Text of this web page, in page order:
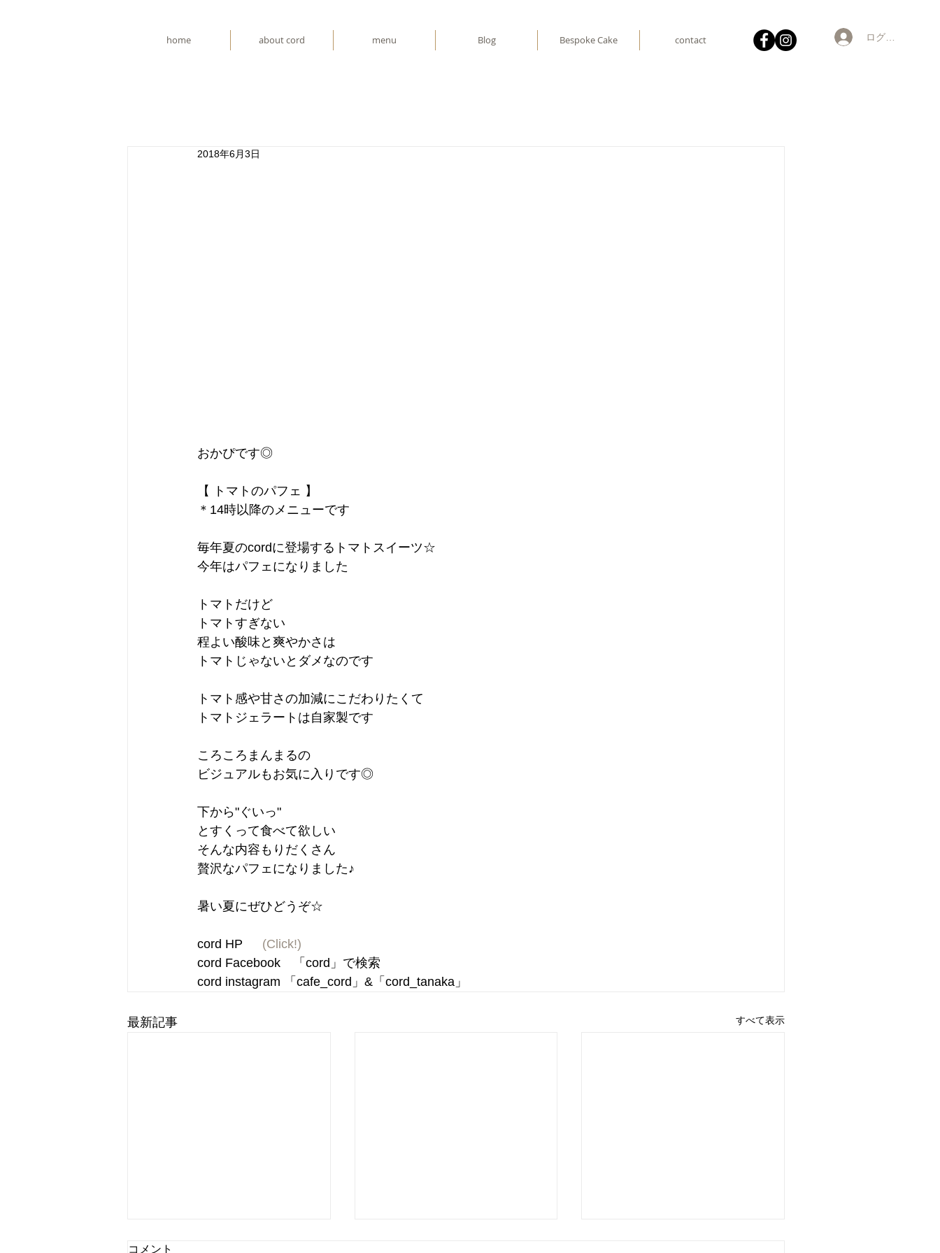
home about cord menu Blog Bespoke Cake contact ログイン
2018年6月3日
おかぴです◎
【 トマトのパフェ 】
＊14時以降のメニューです
毎年夏のcordに登場するトマトスイーツ☆
今年はパフェになりました
トマトだけど
トマトすぎない
程よい酸味と爽やかさは
トマトじゃないとダメなのです
トマト感や甘さの加減にこだわりたくて
トマトジェラートは自家製です
ころころまんまるの
ビジュアルもお気に入りです◎
下から"ぐいっ"
とすくって食べて欲しい
そんな内容もりだくさん
贅沢なパフェになりました♪
暑い夏にぜひどうぞ☆
cord HP (Click!)
cord Facebook　「cord」で検索
cord instagram 「cafe_cord」&「cord_tanaka」
最新記事 すべて表示
コメント